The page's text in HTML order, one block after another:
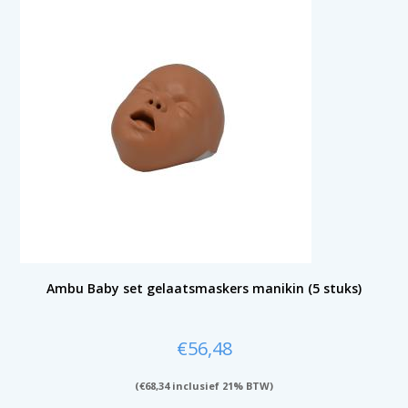
Ambu Baby set gelaatsmaskers manikin (5 stuks)
€56,48
(€68,34inclusief 21% BTW)